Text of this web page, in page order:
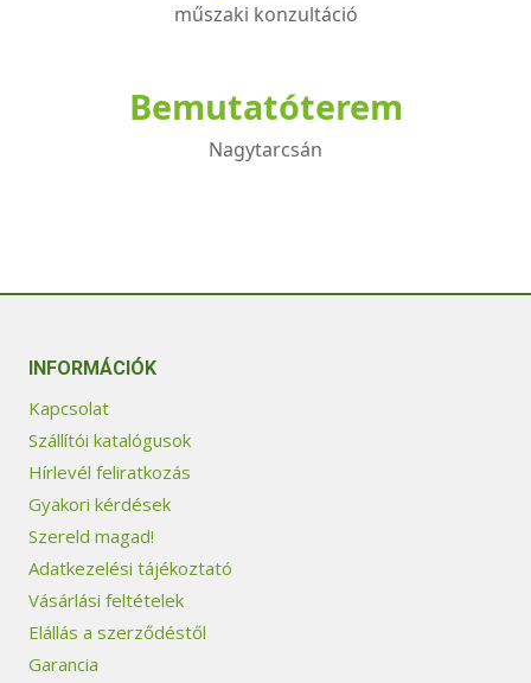
műszaki konzultáció
Bemutatóterem
Nagytarcsán
INFORMÁCIÓK
Kapcsolat
Szállítói katalógusok
Hírlevél feliratkozás
Gyakori kérdések
Szereld magad!
Adatkezelési tájékoztató
Vásárlási feltételek
Elállás a szerződéstől
Garancia